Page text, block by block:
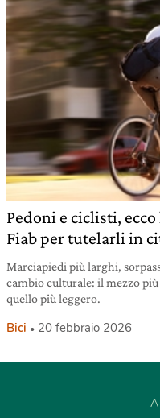
Pedoni e ciclisti,
Fiab per tutelarli in
Marciapiedi più larghi,
cambio culturale: il mezzo
quello più leggero.
Bici 20 febbraio 2026